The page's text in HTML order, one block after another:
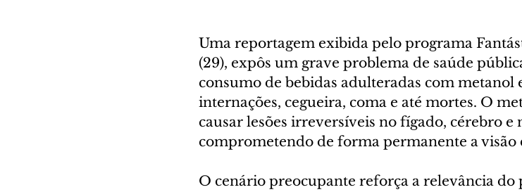
Uma reportagem exibida pelo programa
(29), expôs um grave problema de saúde
consumo de bebidas adulteradas com metanol
internações, cegueira, coma e até mortes. O
causar lesões irreversíveis no fígado, cérebro e
comprometendo de forma permanente a visão
O cenário preocupante reforça a relevância